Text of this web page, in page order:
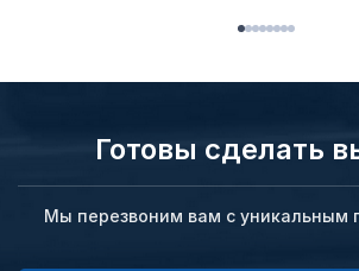
Готовы сделать
Мы перезвоним вам с уникальным